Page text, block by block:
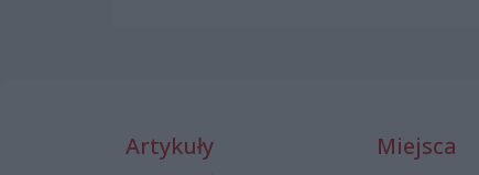
Artykuły Miejsca